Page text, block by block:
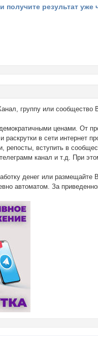
результат уже
группу или
ценами. От
в сети интернет
вступить в
канал и т.д. При
денег или
автоматом. За